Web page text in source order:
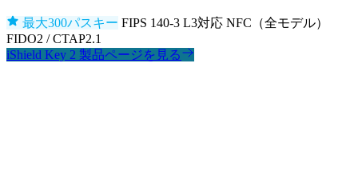
最大300パスキー FIPS 140-3 L3対応 NFC（全モデル）
FIDO2 / CTAP2.1
iShield Key 2 製品ページを見る